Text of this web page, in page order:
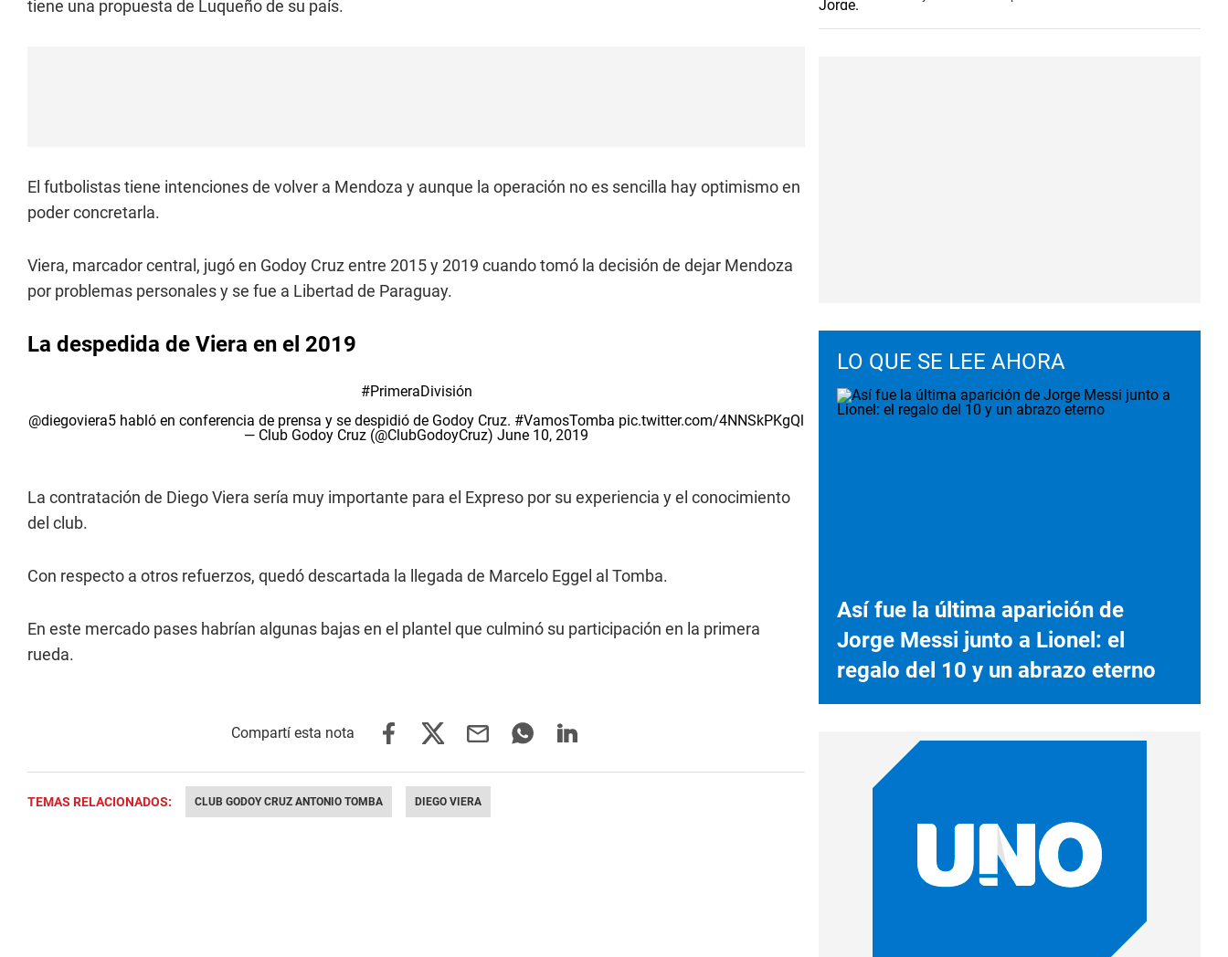
tiene una propuesta de Luqueño de su país.
El futbolistas tiene intenciones de volver a Mendoza y aunque la operación no es sencilla hay optimismo en
poder concretarla.
Viera, marcador central, jugó en Godoy Cruz entre 2015 y 2019 cuando tomó la decisión de dejar Mendoza
por problemas personales y se fue a Libertad de Paraguay.
La despedida de Viera en el 2019
#PrimeraDivisión
@diegoviera5 habló en conferencia de prensa y se despidió de Godoy Cruz. #VamosTomba pic.twitter.com/4NNSkPKgQl
— Club Godoy Cruz (@ClubGodoyCruz) June 10, 2019
La contratación de Diego Viera sería muy importante para el Expreso por su experiencia y el conocimiento
del club.
Con respecto a otros refuerzos, quedó descartada la llegada de Marcelo Eggel al Tomba.
En este mercado pases habrían algunas bajas en el plantel que culminó su participación en la primera
rueda.
TEMAS RELACIONADOS: CLUB GODOY CRUZ ANTONIO TOMBA DIEGO VIERA
LO QUE SE LEE AHORA
Así fue la última aparición de
Jorge Messi junto a Lionel: el
regalo del 10 y un abrazo eterno